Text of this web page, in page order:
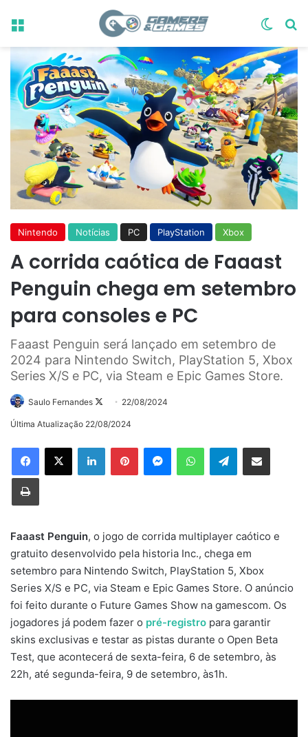
Menu
Nintendo Notícias PC PlayStation Xbox
A corrida caótica de Faaast
Penguin chega em setembro
para consoles e PC
Faaast Penguin será lançado em setembro de
2024 para Nintendo Switch, PlayStation 5, Xbox
Series X/S e PC, via Steam e Epic Games Store.
Saulo Fernandes
Follow22/08/2024
Última Atualização 22/08/2024
LinkedinPinterestMessengerWhatsAppTelegramCompartilhar via e-mail
Imprimir
Faaast Penguin, o jogo de corrida multiplayer caótico e
gratuito desenvolvido pela historia Inc., chega em
setembro para Nintendo Switch, PlayStation 5, Xbox
Series X/S e PC, via Steam e Epic Games Store. O anúncio
foi feito durante o Future Games Show na gamescom. Os
jogadores já podem fazer o pré-registro para garantir
skins exclusivas e testar as pistas durante o Open Beta
Test, que acontecerá de sexta-feira, 6 de setembro, às
22h, até segunda-feira, 9 de setembro, às1h.